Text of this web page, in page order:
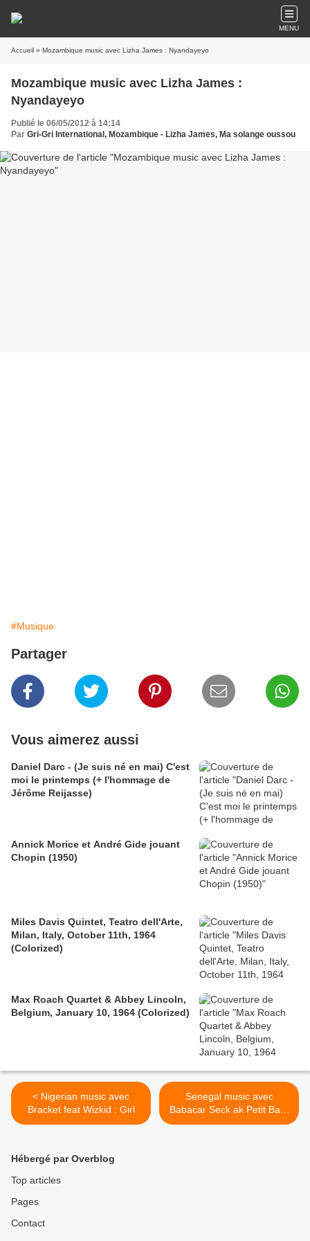
MENU
Accueil » Mozambique music avec Lizha James : Nyandayeyo
Mozambique music avec Lizha James :
Nyandayeyo
Publié le 06/05/2012 à 14:14
Par Gri-Gri International, Mozambique - Lizha James, Ma solange oussou
#Musique
Partager
Vous aimerez aussi
Daniel Darc - (Je suis né en mai) C'est
moi le printemps (+ l'hommage de
Jérôme Reijasse)
Annick Morice et André Gide jouant
Chopin (1950)
Miles Davis Quintet, Teatro dell'Arte,
Milan, Italy, October 11th, 1964
(Colorized)
Max Roach Quartet & Abbey Lincoln,
Belgium, January 10, 1964 (Colorized)
< Nigerian music avec
Bracket feat Wizkid : Girl
Senegal music avec
Babacar Seck ak Petit Bara
THIOKEUL >
Hébergé par Overblog
Top articles
Pages
Contact